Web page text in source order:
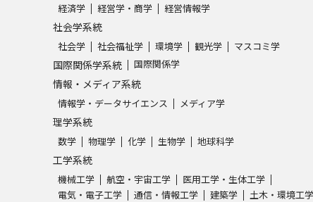
経済学 経営学・商学 経営情報学
社会学系統
社会学 社会福祉学 環境学 観光学 マスコミ学
国際関係学系統 国際関係学
情報・メディア系統
情報学・データサイエンス メディア学
理学系統
数学 物理学 化学 生物学 地球科学
工学系統
機械工学 航空・宇宙工学
医用工学・生体工学
電気・電子工学
通信・情報工学 建築学
土木・環境工学